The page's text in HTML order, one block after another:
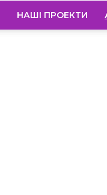
НАШІ ПРОЕКТИ